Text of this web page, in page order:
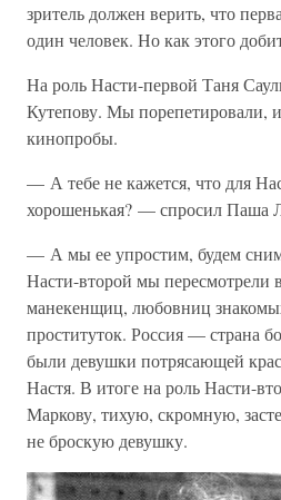
зритель должен верить, что
один человек. Но как этого
На роль Насти-первой Таня
Кутепову. Мы порепетировали, и
кинопробы.
— А тебе не кажется, что для
хорошенькая? — спросил Паша
— А мы ее упростим, будем
Насти-второй мы пересмотрели
манекенщиц, любовниц
проституток. Россия — страна
были девушки потрясающей
Настя. В итоге на роль Насти-
Маркову, тихую, скромную,
не броскую девушку.